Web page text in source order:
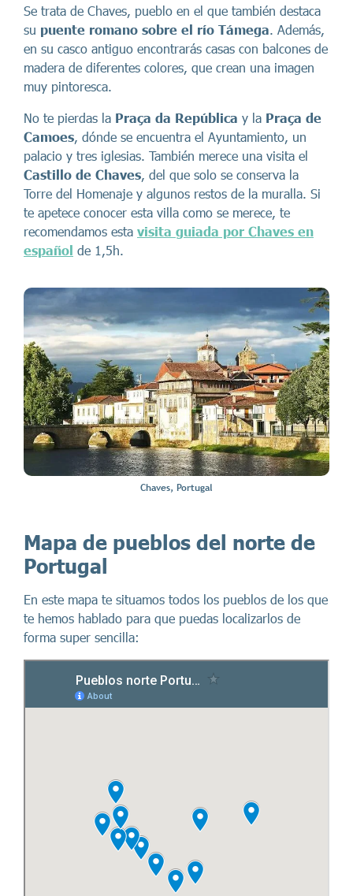
Se trata de Chaves, pueblo en el que también destaca
su puente romano sobre el río Támega. Además,
en su casco antiguo encontrarás casas con balcones de
madera de diferentes colores, que crean una imagen
muy pintoresca.
No te pierdas la Praça da República y la Praça de
Camoes, dónde se encuentra el Ayuntamiento, un
palacio y tres iglesias. También merece una visita el
Castillo de Chaves, del que solo se conserva la
Torre del Homenaje y algunos restos de la muralla. Si
te apetece conocer esta villa como se merece, te
recomendamos esta visita guiada por Chaves en
español de 1,5h.
Chaves, Portugal
Mapa de pueblos del norte de
Portugal
En este mapa te situamos todos los pueblos de los que
te hemos hablado para que puedas localizarlos de
forma super sencilla: